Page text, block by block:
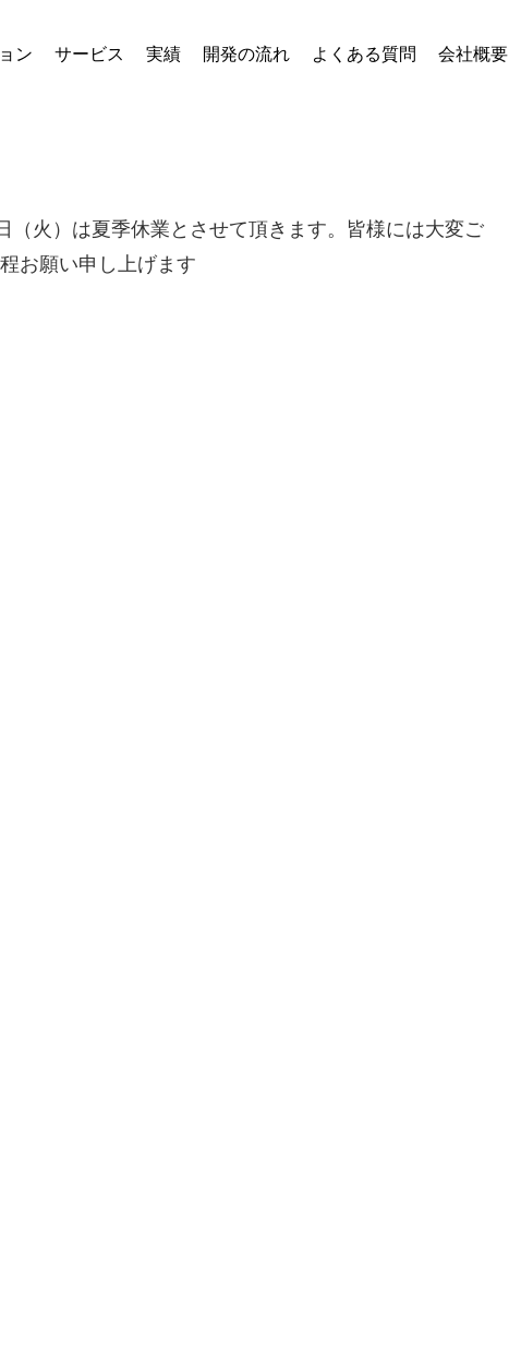
ン サービス 実績 開発の流れ よくある質問 会社概要
（火）は夏季休業とさせて頂きます。皆様には大変ご
お願い申し上げます